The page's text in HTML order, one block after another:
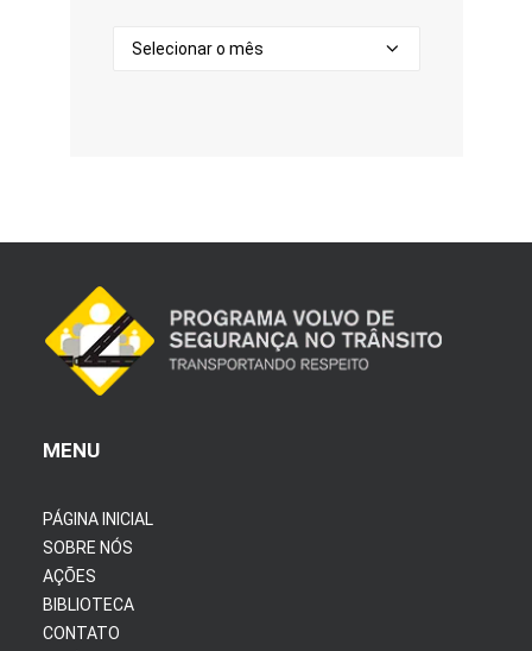
Arquivos
MENU
PÁGINA INICIAL
SOBRE NÓS
AÇÕES
BIBLIOTECA
CONTATO